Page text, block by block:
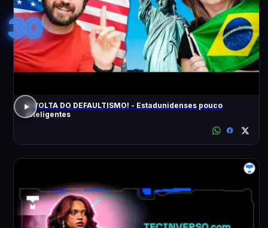
30
A VOLTA DO DEFAULTISMO! - Estadunidenses pouco
inteligentes